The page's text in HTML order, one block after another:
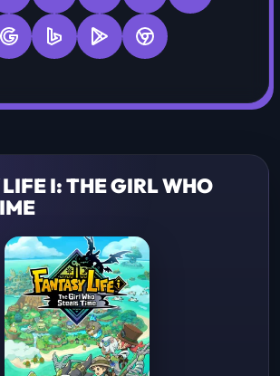
I: THE GIRL WHO